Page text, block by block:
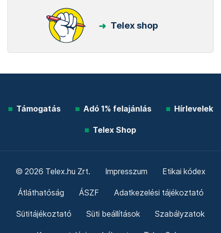
Telex shop
Támogatás Adó 1% felajánlás Hírlevelek
Telex Shop
© 2026 Telex.hu Zrt. Impresszum Etikai kódex
Átláthatóság ÁSZF Adatkezelési tájékoztató
Sütitájékoztató Süti beállítások Szabályzatok